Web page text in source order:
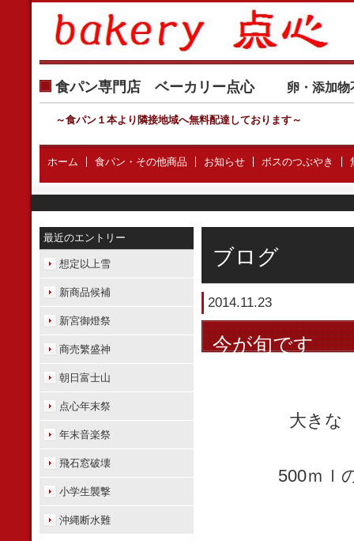
食パン専門店 ベーカリー点心 卵・添加
～食パン１本より隣接地域へ無料配達しております～
ホーム 食パン・その他商品 お知らせ ボスのつぶやき
ブログ
2014.11.23
今が旬です
大きな
500ｍｌ
最近のエントリー
想定以上雪
新商品候補
新宮御燈祭
商売繁盛神
朝日富士山
点心年末祭
年末音楽祭
飛石窓破壊
小学生襲撃
沖縄断水難